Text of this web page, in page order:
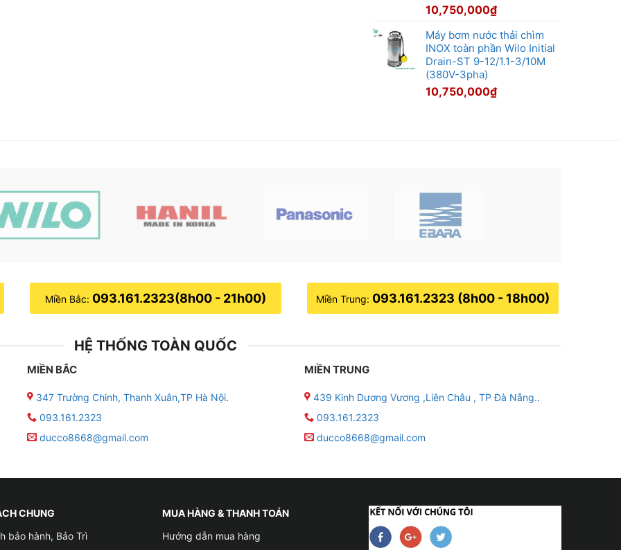
10,750,000₫
Máy bơm nước thải chìm
INOX toàn phần Wilo Initial
Drain-ST 9-12/1.1-3/10M
(380V-3pha)
10,750,000₫
Miền Bắc: 093.161.2323(8h00 - 21h00) Miền Trung: 093.161.2323 (8h00 - 18h00)
HỆ THỐNG TOÀN QUỐC
MIỀN BẮC
347 Trường Chinh, Thanh Xuân,TP Hà Nội.
093.161.2323
ducco8668@gmail.com
MIỀN TRUNG
439 Kinh Dương Vương ,Liên Châu , TP Đà Nẵng..
093.161.2323
ducco8668@gmail.com
CHUNG
bảo hành, Bảo Trì
MUA HÀNG & THANH TOÁN
Hướng dẫn mua hàng